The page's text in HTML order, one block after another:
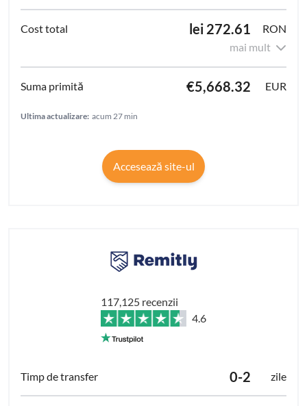
lei 272.61
RON
mai mult
€5,668.32 EUR
Ultima actualizare: acum 27 min
Accesează site-ul
117,125 recenzii
4.6
0-2 zile